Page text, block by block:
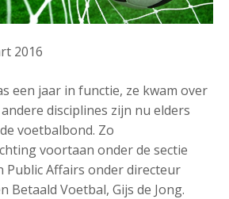
2016
een jaar in functie, ze kwam over
disciplines zijn nu elders
voetbalbond. Zo
voortaan onder de sectie
Public Affairs onder directeur
Betaald Voetbal, Gijs de Jong.